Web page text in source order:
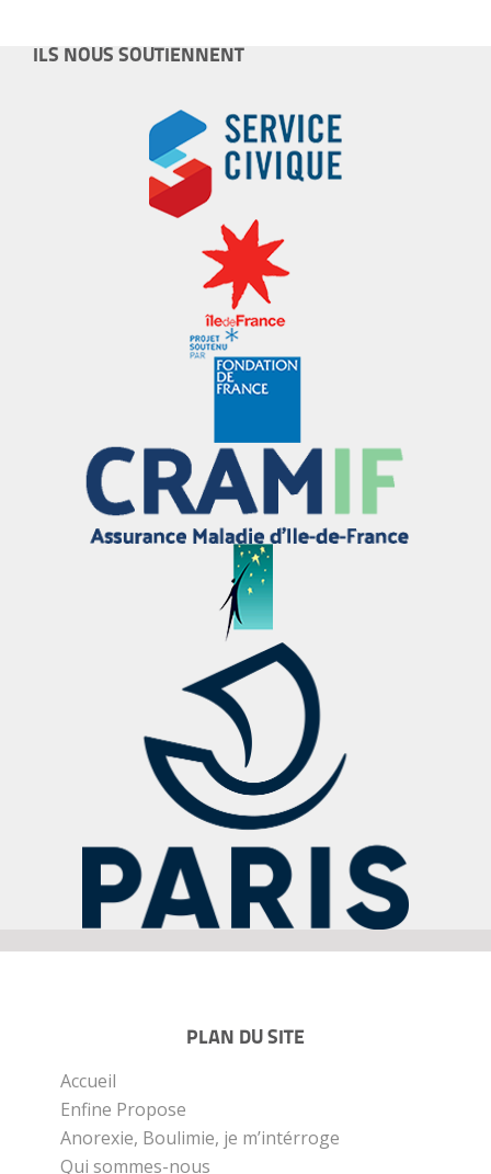
ILS NOUS SOUTIENNENT
PLAN DU SITE
Accueil
Enfine Propose
Anorexie, Boulimie, je m’intérroge
Qui sommes-nous